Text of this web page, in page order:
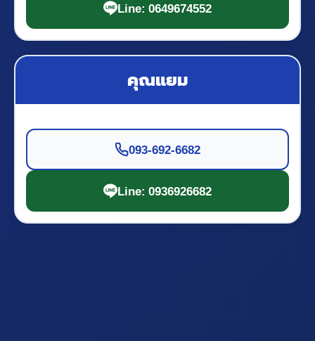
Line: 0649674552
คุณแยม
093-692-6682
Line: 0936926682